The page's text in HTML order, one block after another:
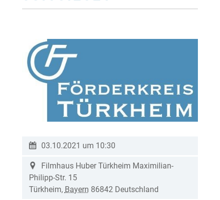
03.10.2021 um 10:30
Filmhaus Huber Türkheim Maximilian-
Philipp-Str. 15
Türkheim, Bayern 86842 Deutschland